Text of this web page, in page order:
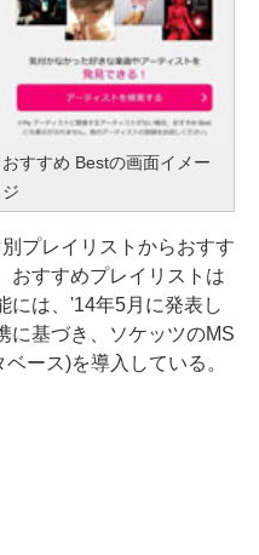
おすすめ Bestの画面イメー
ジ
プレイリストからおすす
おすすめプレイリストは
には、'14年5月に発表し
に基づき、ソケッツのMS
ース)を導入している。